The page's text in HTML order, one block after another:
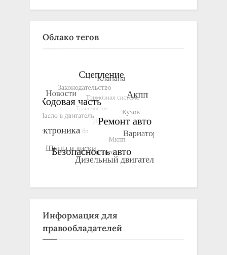
Облако тегов
Информация для
правообладателей